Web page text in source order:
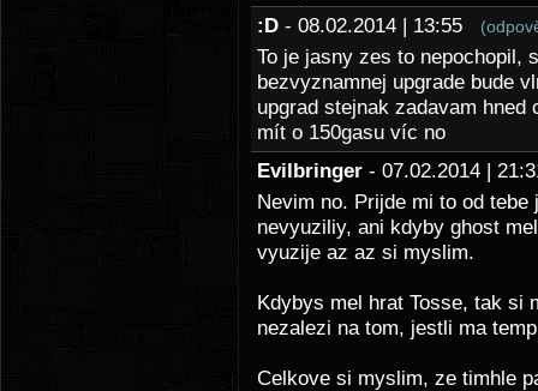
:D - 08.02.2014 | 13:55
To je jasny zes to nepochopil,
bezvyznamnej upgrade bude
upgrad stejnak zadavam
mít o 150gasu víc no
Evilbringer - 07.02.2014 |
Nevim no. Prijde mi to od
nevyuziliy, ani kdyby ghost
vyuzije az az si myslim.
Kdybys mel hrat Tosse, tak si
nezalezi na tom, jestli ma
Celkove si myslim, ze timhle